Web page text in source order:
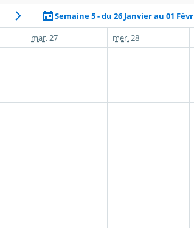
Semaine 5 - du 26 Janvier au 01
mar. 27 mer. 28